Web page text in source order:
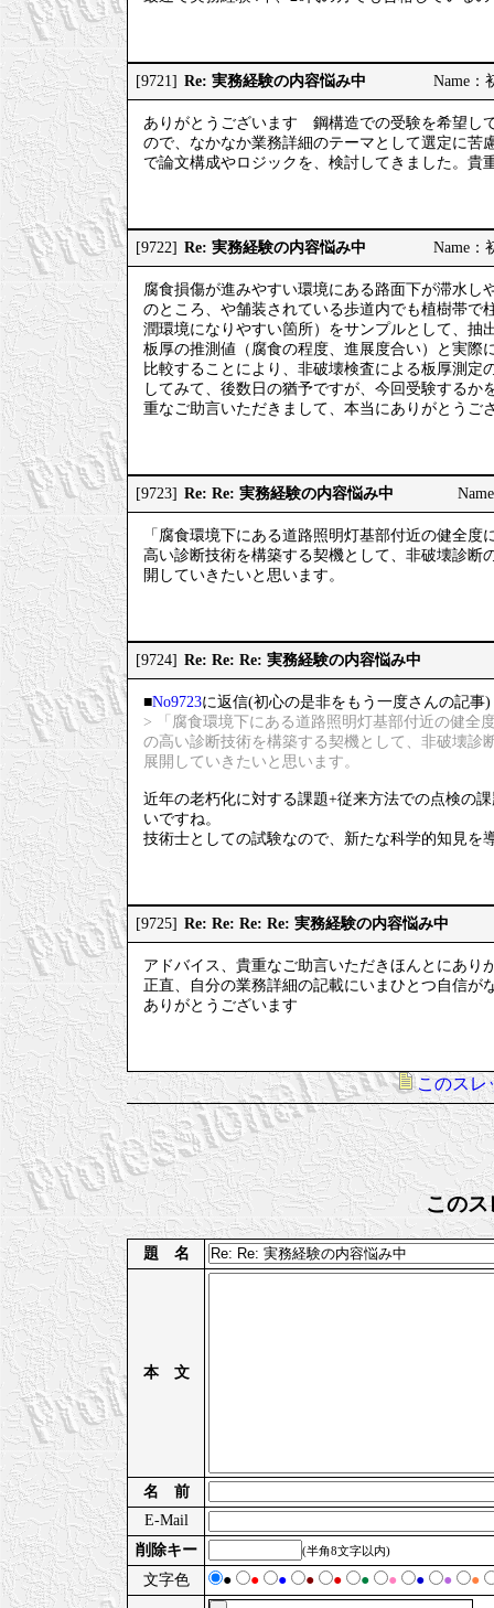
[9721] Re: 実務経験の内容悩み中 Name：
ありがとうございます 鋼構造での受験を希望し
ので、なかなか業務詳細のテーマとして選定に苦
で論文構成やロジックを、検討してきました。貴
[9722] Re: 実務経験の内容悩み中 Name：
腐食損傷が進みやすい環境にある路面下が滞水
のところ、や舗装されている歩道内でも植樹帯で
潤環境になりやすい箇所）をサンプルとして、抽
板厚の推測値（腐食の程度、進展度合い）と実際
比較することにより、非破壊検査による板厚測
してみて、後数日の猶予ですが、今回受験する
重なご助言いただきまして、本当にありがとうご
[9723] Re: Re: 実務経験の内容悩み中
「腐食環境下にある道路照明灯基部付近の健全
高い診断技術を構築する契機として、非破壊診断
開していきたいと思います。
[9724] Re: Re: Re: 実務経験の内容悩み中
■No9723に返信(初心の是非をもう一度さんの記事)
> 「腐食環境下にある道路照明灯基部付近の健全
の高い診断技術を構築する契機として、非破壊診
展開していきたいと思います。
近年の老朽化に対する課題+従来方法での点検の
いですね。
技術士としての試験なので、新たな科学的知見を
[9725] Re: Re: Re: Re: 実務経験の内容悩み中
アドバイス、貴重なご助言いただきほんとにあり
正直、自分の業務詳細の記載にいまひとつ自信が
ありがとうございます
このスレ
この
題 名
本 文
名 前
E-Mail
削除キー
(半角8文字以内)
文字色 ● ● ● ● ● ● ● ● ● ●